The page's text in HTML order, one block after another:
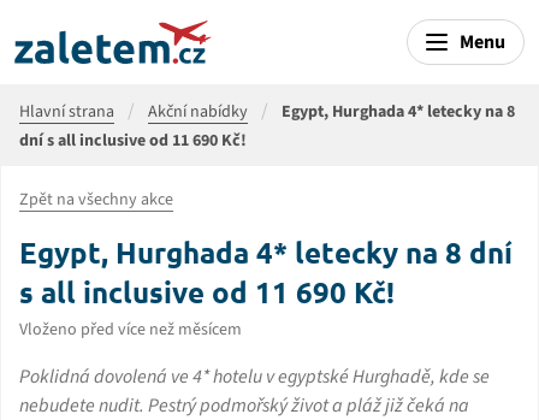
Menu
Hlavní strana Akční nabídky
Egypt, Hurghada 4* letecky na 8
dní s all inclusive od 11 690 Kč!
Zpět na všechny akce
Egypt, Hurghada 4* letecky na 8 dní
s all inclusive od 11 690 Kč!
Vloženo před více než měsícem
Poklidná dovolená ve 4* hotelu v egyptské Hurghadě, kde se
nebudete nudit. Pestrý podmořský život a pláž již čeká na